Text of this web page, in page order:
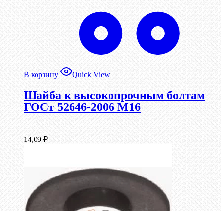
В корзину Quick View
Шайба к высокопрочным болтам
ГОСт 52646-2006 М16
14,09 ₽